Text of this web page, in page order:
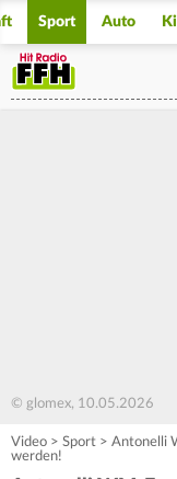
Sport Auto
© glomex, 10.05.2026
Video > Sport > Antonelli
werden!